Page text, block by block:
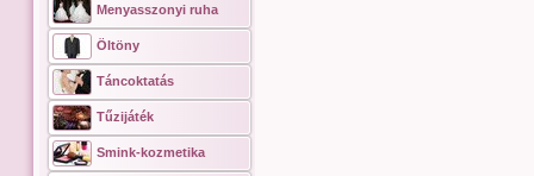
Menyasszonyi ruha
Öltöny
Táncoktatás
Tűzijáték
Smink-kozmetika